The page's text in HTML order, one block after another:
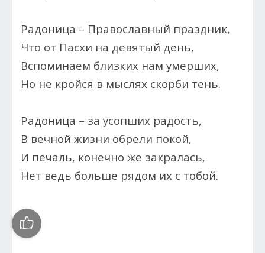
Радоница – Православный праздник,
Что от Пасхи на девятый день,
Вспоминаем близких нам умерших,
Но не кройся в мыслях скорби тень.
Радоница – за усопших радость,
В вечной жизни обрели покой,
И печаль, конечно же закралась,
Нет ведь больше рядом их с тобой.